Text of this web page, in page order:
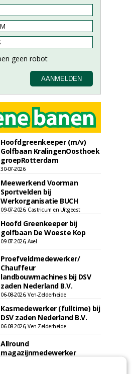
Hoofdgreenkeeper (m/v)
Golfbaan KralingenOosthoek
groepRotterdam
30-07-2026
Meewerkend Voorman
Sportvelden bij
Werkorganisatie BUCH
09-07-2026, Castricum en Uitgeest
Hoofd Greenkeeper bij
golfbaan De Woeste Kop
09-07-2026, Axel
Proefveldmedewerker/
Chauffeur
landbouwmachines bij DSV
zaden Nederland B.V.
06-08-2026, Ven-Zelderheide
Kasmedewerker (fulltime) bij
DSV zaden Nederland B.V.
06-08-2026, Ven-Zelderheide
Allround
magazijnmedewerker